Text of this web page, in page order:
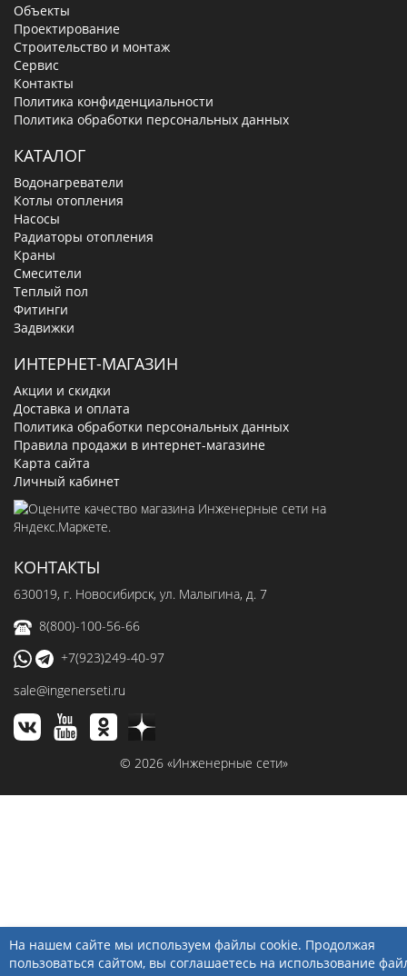
Объекты
Проектирование
Строительство и монтаж
Сервис
Контакты
Политика конфиденциальности
Политика обработки персональных данных
КАТАЛОГ
Водонагреватели
Котлы отопления
Насосы
Радиаторы отопления
Краны
Смесители
Теплый пол
Фитинги
Задвижки
ИНТЕРНЕТ-МАГАЗИН
Акции и скидки
Доставка и оплата
Политика обработки персональных данных
Правила продажи в интернет-магазине
Карта сайта
Личный кабинет
КОНТАКТЫ
630019, г. Новосибирск, ул. Малыгина, д. 7
8(800)-100-56-66
+7(923)249-40-97
sale@ingenerseti.ru
© 2026 «Инженерные сети»
На нашем сайте мы используем файлы cookie. Продолжая
пользоваться сайтом, вы соглашаетесь на использование